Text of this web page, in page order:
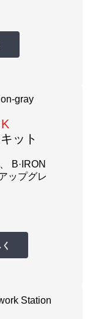
ット
B·IRON
ップグレ